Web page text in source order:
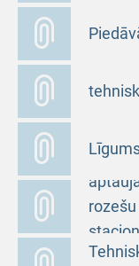
stāvā